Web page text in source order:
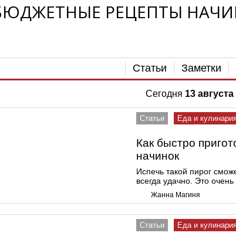
РЕЦЕПТЫ
Статьи Заметки
Сегодня 13
Статьи Еда и
Как быстро
начинок
Испечь такой пирог
всегда удачно. Это
Жанна Магиня
Статьи Еда и